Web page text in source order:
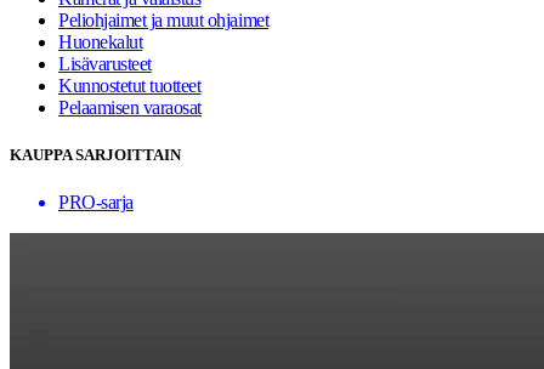
Peliohjaimet ja muut ohjaimet
Huonekalut
Lisävarusteet
Kunnostetut tuotteet
Pelaamisen varaosat
KAUPPA SARJOITTAIN
PRO-sarja